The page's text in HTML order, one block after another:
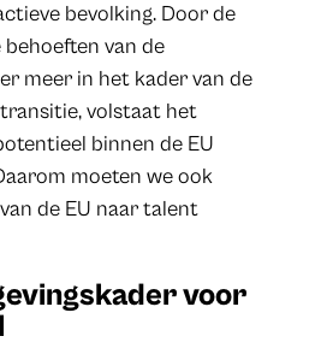
bevolking. Door de
van de
meer in het kader van de
volstaat het
binnen de EU
moeten we ook
de EU naar talent
voor